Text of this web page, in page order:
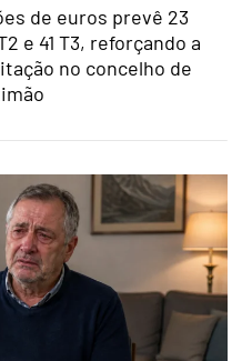
de euros prevê 23
e 41 T3, reforçando a
no concelho de